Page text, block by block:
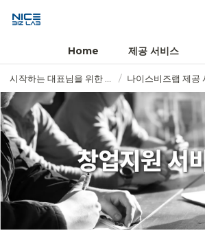
Home 제공 서비스
/